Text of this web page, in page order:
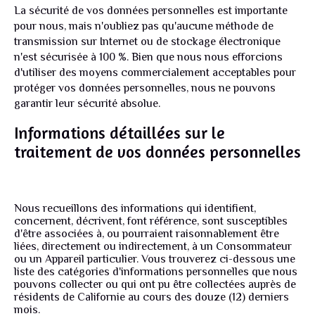
La sécurité de vos données personnelles est importante
pour nous, mais n'oubliez pas qu'aucune méthode de
transmission sur Internet ou de stockage électronique
n'est sécurisée à 100 %. Bien que nous nous efforcions
d'utiliser des moyens commercialement acceptables pour
protéger vos données personnelles, nous ne pouvons
garantir leur sécurité absolue.
Informations détaillées sur le
traitement de vos données personnelles
Nous recueillons des informations qui identifient,
concernent, décrivent, font référence, sont susceptibles
d'être associées à, ou pourraient raisonnablement être
liées, directement ou indirectement, à un Consommateur
ou un Appareil particulier. Vous trouverez ci-dessous une
liste des catégories d'informations personnelles que nous
pouvons collecter ou qui ont pu être collectées auprès de
résidents de Californie au cours des douze (12) derniers
mois.